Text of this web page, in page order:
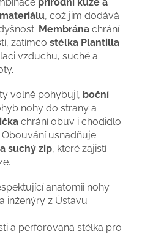
, což jim dodává
Membrána chrání
zatímco stélka Plantilla
vzduchu, suché a
volně pohybují, boční
nohy do strany a
chrání obuv i chodidlo
usnadňuje
suchý zip, které zajistí
anatomii nohy
inženýry z Ústavu
a perforovaná stélka pro